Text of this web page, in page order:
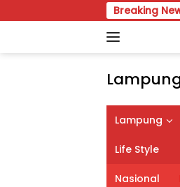
to
Breaking
Temu Karya
Berita
Daerah
Lampung
Terpercaya
dan
Lampung
Life Style
Nasional